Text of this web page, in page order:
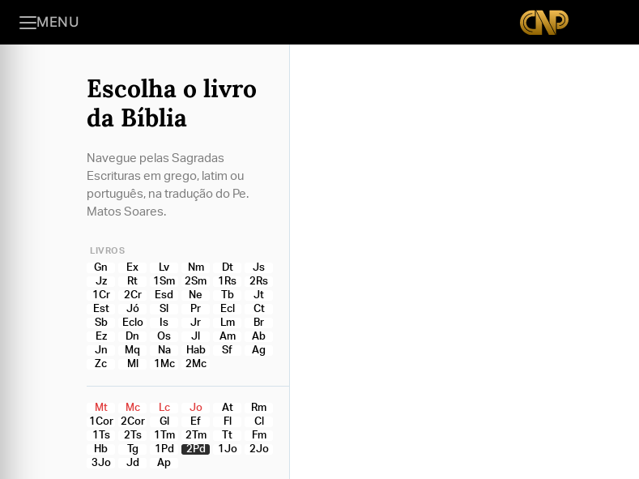
MENU
Escolha o livro
da Bíblia
Navegue pelas Sagradas
Escrituras em grego, latim ou
português, na tradução do Pe.
Matos Soares.
LIVROS
Gn Ex Lv Nm Dt
Js
Jz
Rt 1Sm 2Sm 1Rs
2Rs
1Cr
2Cr Esd Ne Tb
Jt
Est
Jó Sl Pr Ecl
Ct
Sb
Eclo Is Jr Lm
Br
Ez
Dn Os Jl Am
Ab
Jn
Mq Na Hab Sf
Ag
Zc
Ml 1Mc 2Mc
Mt Mc Lc Jo At
Rm
1Cor
2Cor Gl Ef Fl
Cl
1Ts
2Ts 1Tm 2Tm Tt
Fm
Hb
Tg 1Pd 2Pd 1Jo
2Jo
3Jo
Jd Ap